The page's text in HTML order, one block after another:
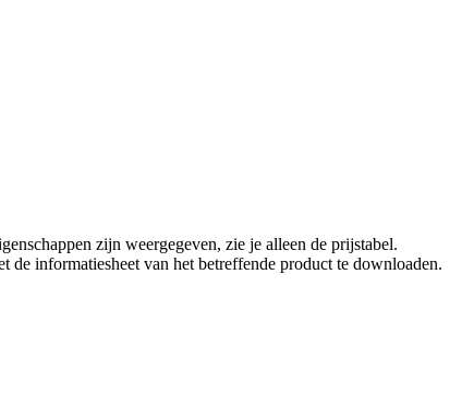
zijn weergegeven, zie je alleen de prijstabel.
informatiesheet van het betreffende product te downloaden.